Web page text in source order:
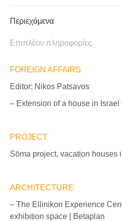
Περιεχόμενα
Επιπλέον πληροφορίες
FOREIGN AFFAIRS
Editor: Nikos Patsavos
– Extension of a house in Israel
PROJECT
Sōma project, vacation
ARCHITECTURE
– The Ellinikon Experience
exhibition space | Betaplan